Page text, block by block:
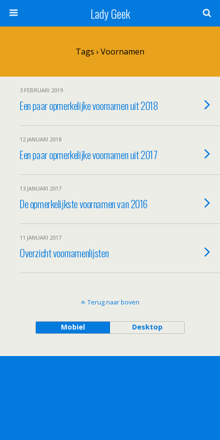
Lady Geek
Tags › Voornamen
3 FEBRUARI 2019
Een paar opmerkelijke voornamen uit 2018
12 JANUARI 2018
Een paar opmerkelijke voornamen uit 2017
13 JANUARI 2017
De opmerkelijkste voornamen van 2016
11 JANUARI 2017
Overzicht voornamenlijsten
Terug naar boven
Mobiel Desktop